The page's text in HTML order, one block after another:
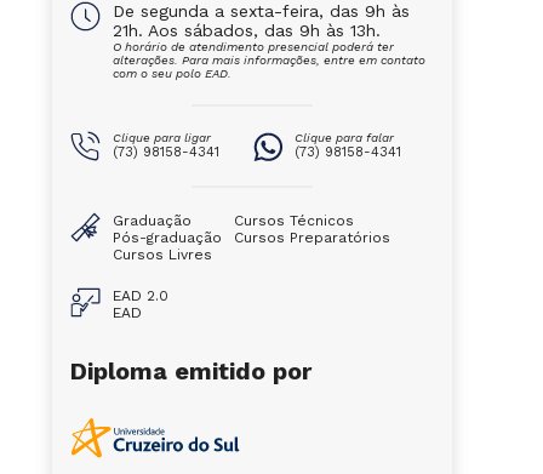
De segunda a sexta-feira, das 9h às
21h. Aos sábados, das 9h às 13h.
O horário de atendimento presencial poderá ter
alterações. Para mais informações, entre em contato
com o seu polo EAD.
Clique para ligar
(73) 98158-4341
Clique para falar
(73) 98158-4341
Graduação
Pós-graduação
Cursos Livres
Cursos Técnicos
Cursos Preparatórios
EAD 2.0
EAD
Diploma emitido por